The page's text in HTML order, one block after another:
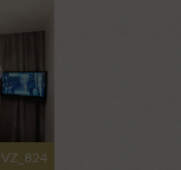
VZ_824